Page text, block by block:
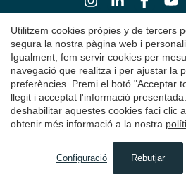
Copyright 2026 ©
Avís Legal
Política de
Utilitzem cookies pròpies y de tercers
segura la nostra pàgina web i
Igualment, fem servir cookies per
navegació que realitza i per ajustar la
preferències. Premi el botó "Acceptar
llegit i acceptat l'informació
deshabilitar aquestes cookies faci clic
obtenir més informació a la nostra
Configuració Rebutjar
Guardar configuració